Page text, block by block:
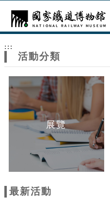
網
站
主
題
:::
活動分類
展覽
最新活動